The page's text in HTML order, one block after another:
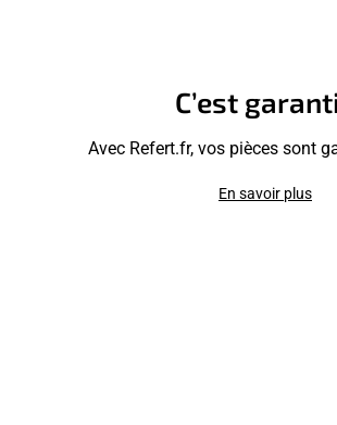
C’est
Avec Refert.fr, vos pièces sont
En savoir plus